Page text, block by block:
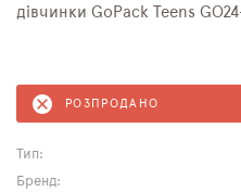
дівчинки GoPack Teens
РОЗПРОДАНО
Тип:
Бренд: